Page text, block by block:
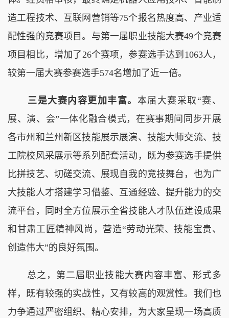
造工程技术、互联网营销等75个报名热度高、产业适
配性强的竞赛项目。与第一届职业技能大赛49个竞赛
项目相比，增加了26个赛项，参赛选手达到1063人，
较第一届大赛参赛选手574名增加了近一倍。
三是大赛内容更加丰富。 本届大赛采取“赛、
展、演、会”一体化融合模式，在赛事期间同步开展
各市州和兰州新区技能展示展演、技能大师交流、技
工院校风采展示等系列配套活动，既为参赛选手提供
比拼技艺、切磋交流、展现自我的竞技舞台，也为广
大技能人才搭建学习借鉴、互通经验、提升能力的交
流平台，同时全方位展示全省技能人才队伍建设成果
和甘肃工匠精神风尚，营造“劳动光荣、技能宝贵、
创造伟大”的良好氛围。
总之，第二届职业技能大赛内容丰富、形式多
样，既有较强的实战性，又有较高的观赏性。我们也
力争通过严密组织、精心安排，为大家呈现一场高质